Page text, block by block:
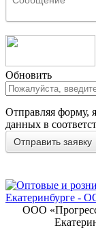
Обновить
Отправляя форму,
данных в
ООО